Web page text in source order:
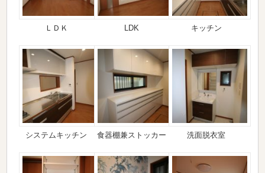
ＬＤＫ LDK キッチン
システムキッチン 食器棚兼ストッカー 洗面脱衣室